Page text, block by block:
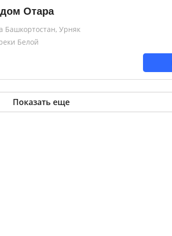
Отара
Башкортостан, Урняк
Белой
Показать еще